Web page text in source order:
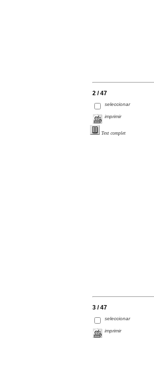
2 / 47
seleccionar
imprimir
Text complet
3 / 47
seleccionar
imprimir